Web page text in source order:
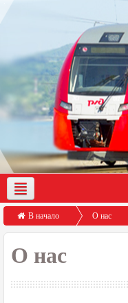
О нас Демо-доступ
В начало О нас
Контакты
О нас